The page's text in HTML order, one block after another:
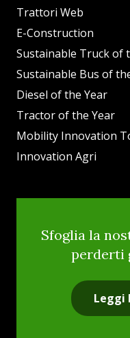
Trattori Web
E-Construction
Sustainable Truck of
Sustainable Bus of
Diesel of the Year
Tractor of the Year
Mobility Innovation
Innovation Agri
Sfoglia la
perderti
Leggi